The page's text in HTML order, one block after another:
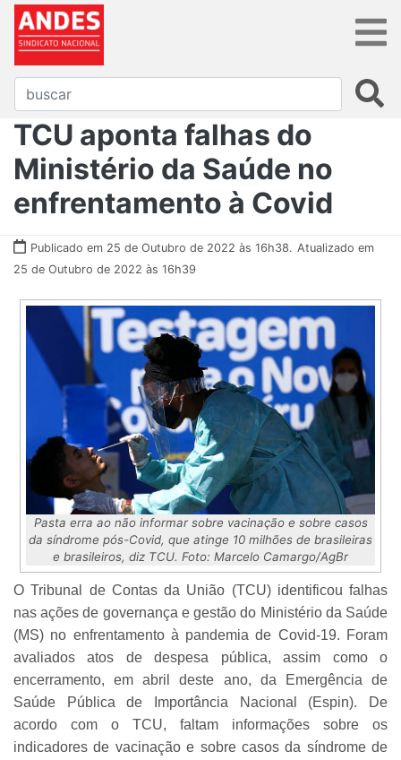
TCU aponta falhas do
Ministério da Saúde no
enfrentamento à Covid
Publicado em 25 de Outubro de 2022 às 16h38. Atualizado em
25 de Outubro de 2022 às 16h39
Pasta erra ao não informar sobre vacinação e sobre casos
da síndrome pós-Covid, que atinge 10 milhões de brasileiras
e brasileiros, diz TCU. Foto: Marcelo Camargo/AgBr
O Tribunal de Contas da União (TCU) identificou falhas
nas ações de governança e gestão do Ministério da Saúde
(MS) no enfrentamento à pandemia de Covid-19. Foram
avaliados atos de despesa pública, assim como o
encerramento, em abril deste ano, da Emergência de
Saúde Pública de Importância Nacional (Espin). De
acordo com o TCU, faltam informações sobre os
indicadores de vacinação e sobre casos da síndrome de